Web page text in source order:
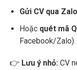
Gửi CV qua
Hoặc quét mã
Facebook/Zalo).
👉 Lưu ý nhỏ: CV